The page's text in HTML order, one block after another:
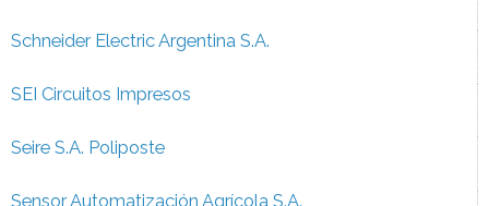
Schneider Electric Argentina S.A.
SEI Circuitos Impresos
Seire S.A. Poliposte
Sensor Automatización Agrícola S.A.